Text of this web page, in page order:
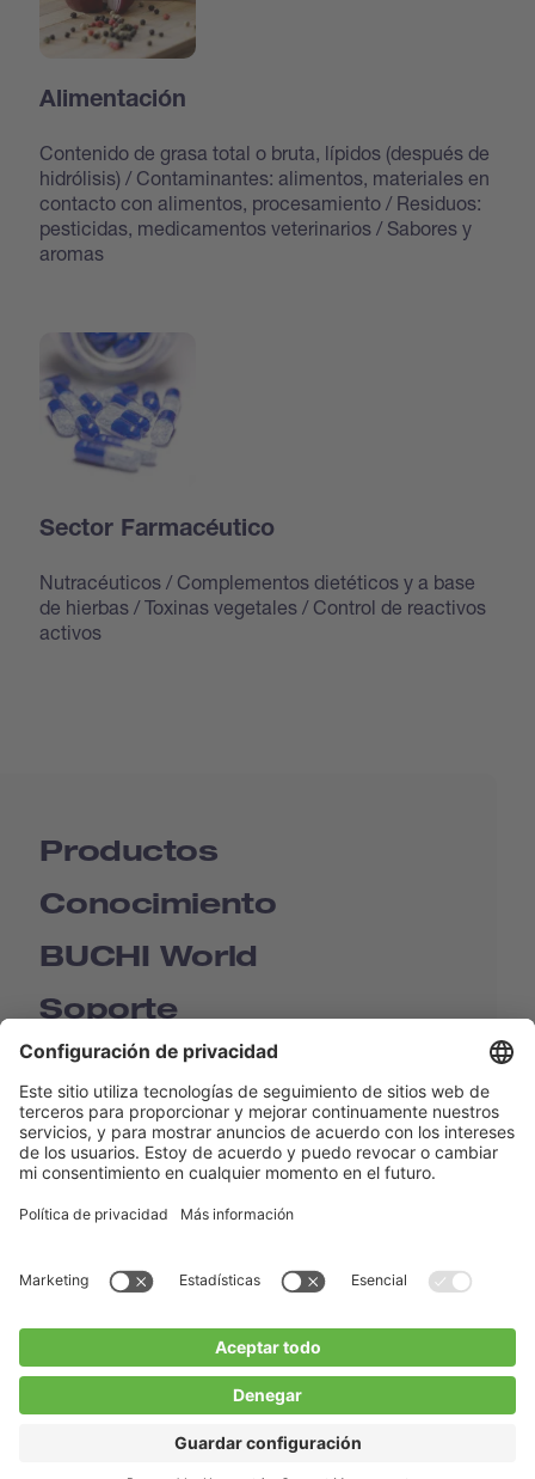
Alimentación
Contenido de grasa total o bruta, lípidos (después de
hidrólisis) / Contaminantes: alimentos, materiales en
contacto con alimentos, procesamiento / Residuos:
pesticidas, medicamentos veterinarios / Sabores y
aromas
Sector Farmacéutico
Nutracéuticos / Complementos dietéticos y a base
de hierbas / Toxinas vegetales / Control de reactivos
activos
Productos
Conocimiento
BUCHI World
Soporte
Shop
Contact us
BUCHI Worldwide
Blogs
InstagramTwitter Youtube